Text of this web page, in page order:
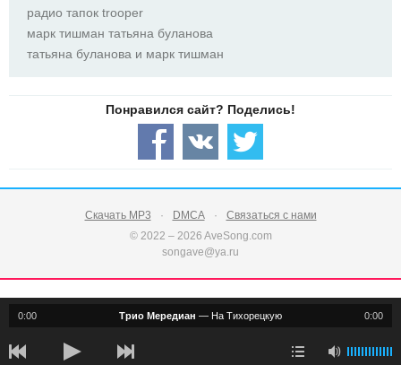
радио тапок trooper
марк тишман татьяна буланова
татьяна буланова и марк тишман
Скачать MP3 DMCA
Связаться с нами
© 2022 – 2026 AveSong.com
songave@ya.ru
0:00 0:00
Трио Мередиан — На Тихорецкую